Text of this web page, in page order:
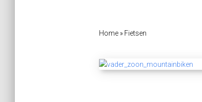
Home» Fietsen